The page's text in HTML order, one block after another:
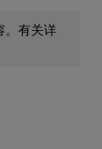
。有关详